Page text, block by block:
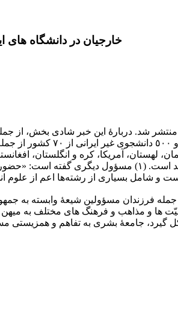
خارجیان در دانشگاه های
شد. دربارۀ این خبر شادی بخش، از
ایرانی وزارت علوم»
لهستان، آمریکا، کره و انگلستان،
و این روند در یک سال اخیر دوبرابر شده و رو به رشد
و شامل بسیاری از رشته‌ها اعم از علوم
فرزندان مسؤولین شیعۀ وابسته به
ها و مذاهب و فرهنگ های مختلف به میهن
گیرد، جامعۀ بشری به تفاهم و همزیستی